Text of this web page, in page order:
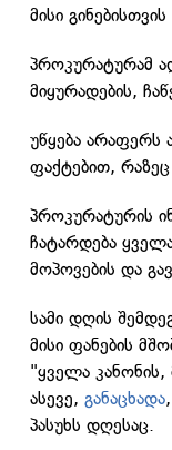
მისი გინებისთვის
პროკურატურამ
მიყურადების,
უწყება არაფერს
ფაქტებით, რაზეც
პროკურატურის
ჩატარდება
მოპოვების და
სამი დღის
მისი ფანების
"ყველა კანონის,
ასევე,განაცხადა
პასუხს დღესაც.